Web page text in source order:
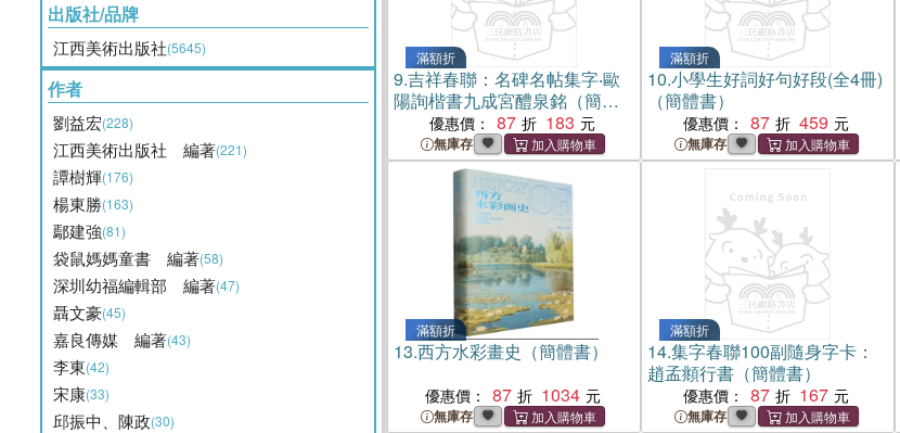
出版社/品牌
江西美術出版社(5645)
作者
劉益宏(228)
江西美術出版社 編著(221)
譚樹輝(176)
楊東勝(163)
鄢建強(81)
袋鼠媽媽童書 編著(58)
深圳幼福編輯部 編著(47)
聶文豪(45)
嘉良傳媒 編著(43)
李東(42)
宋康(33)
邱振中、陳政(30)
滿額折
9.吉祥春聯：名碑名帖集字‧歐
陽詢楷書九成宮醴泉銘（簡體
優惠價： 87 183
無庫存
滿額折
10.小學生好詞好句好段(全4冊)
（簡體書）
優惠價： 87 459
無庫存
滿額折
13.西方水彩畫史（簡體書）
優惠價： 87 1034
無庫存
滿額折
14.集字春聯100副隨身字卡：
趙孟頫行書（簡體書）
優惠價： 87 167
無庫存